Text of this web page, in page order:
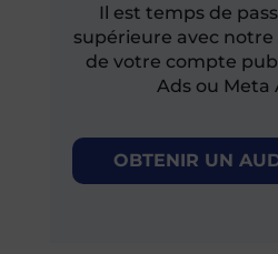
Il est temps de
supérieure avec notre
de votre compte
Ads ou Meta
OBTENIR UN